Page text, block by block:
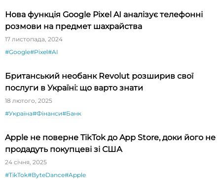
Нова функція Google Pixel AI аналізує телефонні
розмови на предмет шахрайства
17 листопада, 2024
#Google#Pixel#AI
Британський необанк Revolut розширив свої
послуги в Україні: що варто знати
18 лютого, 2025
#Україна#Фінанси#Банк
Apple не поверне TikTok до App Store, доки його не
продадуть покупцеві зі США
24 січня, 2025
#TikTok#ByteDance#Apple